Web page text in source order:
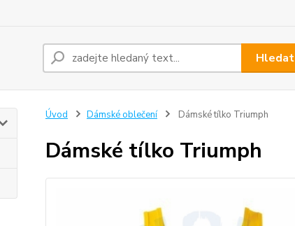
Hledat
Úvod Dámské oblečení Dámské tílko Triumph
Dámské tílko Triumph